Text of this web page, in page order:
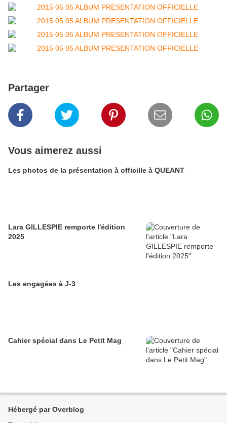
Partager
Vous aimerez aussi
Les photos de la présentation à officille à QUEANT
Lara GILLESPIE remporte l'édition
2025
Les engagées à J-3
Cahier spécial dans Le Petit Mag
Hébergé par Overblog